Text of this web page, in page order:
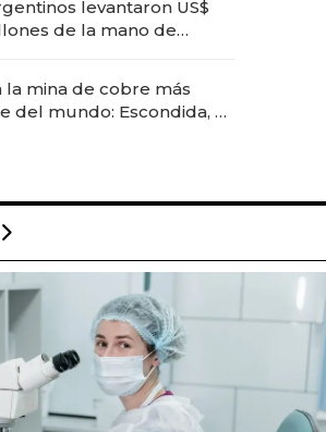
levantaron US$
de la mano de
la mina de cobre más
del mundo: Escondida, el